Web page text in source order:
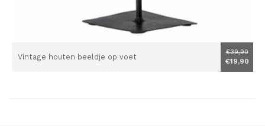
Vintage houten beeldje op voet
€39,90
€19,90